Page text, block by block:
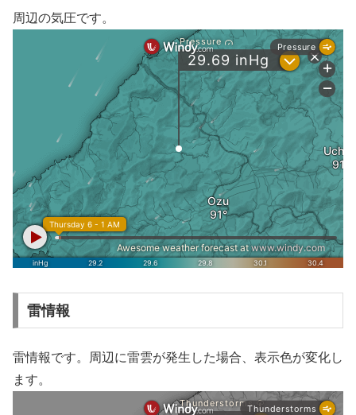
周辺の気圧です。
雷情報
雷情報です。周辺に雷雲が発生した場合、表示色が変化し
ます。